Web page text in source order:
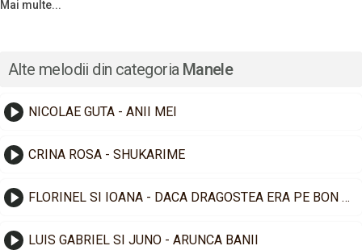
Mai multe...
Alte melodii din categoria Manele
NICOLAE GUTA - ANII MEI
CRINA ROSA - SHUKARIME
FLORINEL SI IOANA - DACA DRAGOSTEA ERA PE BON FISCAL
LUIS GABRIEL SI JUNO - ARUNCA BANII